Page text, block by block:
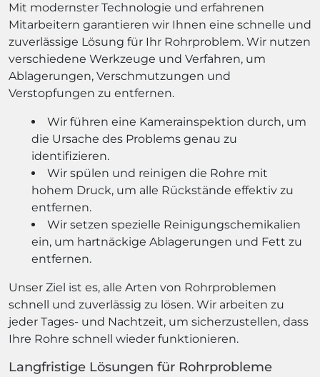
Mit modernster Technologie und erfahrenen
Mitarbeitern garantieren wir Ihnen eine schnelle und
zuverlässige Lösung für Ihr Rohrproblem. Wir nutzen
verschiedene Werkzeuge und Verfahren, um
Ablagerungen, Verschmutzungen und
Verstopfungen zu entfernen.
Wir führen eine Kamerainspektion durch, um
die Ursache des Problems genau zu
identifizieren.
Wir spülen und reinigen die Rohre mit
hohem Druck, um alle Rückstände effektiv zu
entfernen.
Wir setzen spezielle Reinigungschemikalien
ein, um hartnäckige Ablagerungen und Fett zu
entfernen.
Unser Ziel ist es, alle Arten von Rohrproblemen
schnell und zuverlässig zu lösen. Wir arbeiten zu
jeder Tages- und Nachtzeit, um sicherzustellen, dass
Ihre Rohre schnell wieder funktionieren.
Langfristige Lösungen für Rohrprobleme